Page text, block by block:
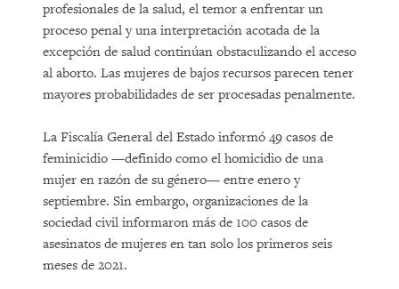
profesionales de la salud, el temor a enfrentar un
proceso penal y una interpretación acotada de la
excepción de salud continúan obstaculizando el acceso
al aborto. Las mujeres de bajos recursos parecen tener
mayores probabilidades de ser procesadas penalmente.
La Fiscalía General del Estado informó 49 casos de
feminicidio —definido como el homicidio de una
mujer en razón de su género— entre enero y
septiembre. Sin embargo, organizaciones de la
sociedad civil informaron más de 100 casos de
asesinatos de mujeres en tan solo los primeros seis
meses de 2021.